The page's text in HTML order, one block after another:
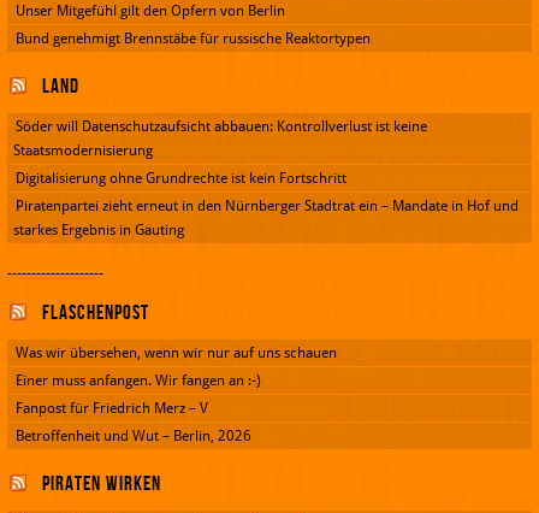
Unser Mitgefühl gilt den Opfern von Berlin
Bund genehmigt Brennstäbe für russische Reaktortypen
Land
Söder will Datenschutzaufsicht abbauen: Kontrollverlust ist keine
Staatsmodernisierung
Digitalisierung ohne Grundrechte ist kein Fortschritt
Piratenpartei zieht erneut in den Nürnberger Stadtrat ein – Mandate in Hof und
starkes Ergebnis in Gauting
--------------------
Flaschenpost
Was wir übersehen, wenn wir nur auf uns schauen
Einer muss anfangen. Wir fangen an :-)
Fanpost für Friedrich Merz – V
Betroffenheit und Wut – Berlin, 2026
Piraten wirken